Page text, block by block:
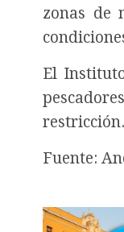
zonas de
El
restricción.
Fuente: